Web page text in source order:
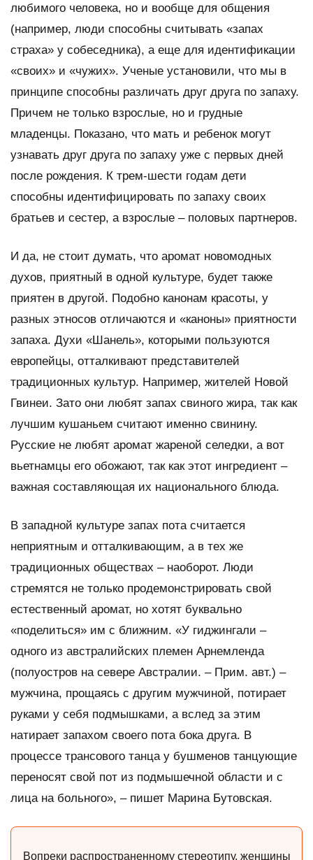
любимого человека, но и вообще для общения
(например, люди способны считывать «запах
страха» у собеседника), а еще для идентификации
«своих» и «чужих». Ученые установили, что мы в
принципе способны различать друг друга по запаху.
Причем не только взрослые, но и грудные
младенцы. Показано, что мать и ребенок могут
узнавать друг друга по запаху уже с первых дней
после рождения. К трем-шести годам дети
способны идентифицировать по запаху своих
братьев и сестер, а взрослые – половых партнеров.
И да, не стоит думать, что аромат новомодных
духов, приятный в одной культуре, будет также
приятен в другой. Подобно канонам красоты, у
разных этносов отличаются и «каноны» приятности
запаха. Духи «Шанель», которыми пользуются
европейцы, отталкивают представителей
традиционных культур. Например, жителей Новой
Гвинеи. Зато они любят запах свиного жира, так как
лучшим кушаньем считают именно свинину.
Русские не любят аромат жареной селедки, а вот
вьетнамцы его обожают, так как этот ингредиент –
важная составляющая их национального блюда.
В западной культуре запах пота считается
неприятным и отталкивающим, а в тех же
традиционных обществах – наоборот. Люди
стремятся не только продемонстрировать свой
естественный аромат, но хотят буквально
«поделиться» им с ближним. «У гиджингали –
одного из австралийских племен Арнемленда
(полуостров на севере Австралии. – Прим. авт.) –
мужчина, прощаясь с другим мужчиной, потирает
руками у себя подмышками, а вслед за этим
натирает запахом своего пота бока друга. В
процессе трансового танца у бушменов танцующие
переносят свой пот из подмышечной области и с
лица на больного», – пишет Марина Бутовская.
Вопреки распространенному стереотипу, женщины